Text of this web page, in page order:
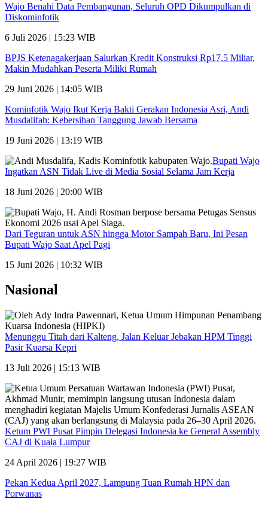
Wajo Benahi Data Pembangunan, Seluruh OPD Dikumpulkan di
Diskominfotik
6 Juli 2026 | 15:23 WIB
BPJS Ketenagakerjaan Salurkan Kredit Konstruksi Rp17,5 Miliar,
Makin Mudahkan Peserta Miliki Rumah
29 Juni 2026 | 14:05 WIB
Kominfotik Wajo Ikut Kerja Bakti Gerakan Indonesia Asri, Andi
Musdalifah: Kebersihan Tanggung Jawab Bersama
19 Juni 2026 | 13:19 WIB
Bupati Wajo
Ingatkan ASN Tidak Live di Media Sosial Selama Jam Kerja
18 Juni 2026 | 20:00 WIB
Dari Teguran untuk ASN hingga Motor Sampah Baru, Ini Pesan
Bupati Wajo Saat Apel Pagi
15 Juni 2026 | 10:32 WIB
Nasional
Menunggu Titah dari Kalteng, Jalan Keluar Jebakan HPM Tinggi
Pasir Kuarsa Kepri
13 Juli 2026 | 15:13 WIB
Ketum PWI Pusat Pimpin Delegasi Indonesia ke General Assembly
CAJ di Kuala Lumpur
24 April 2026 | 19:27 WIB
Pekan Kedua April 2027, Lampung Tuan Rumah HPN dan
Porwanas